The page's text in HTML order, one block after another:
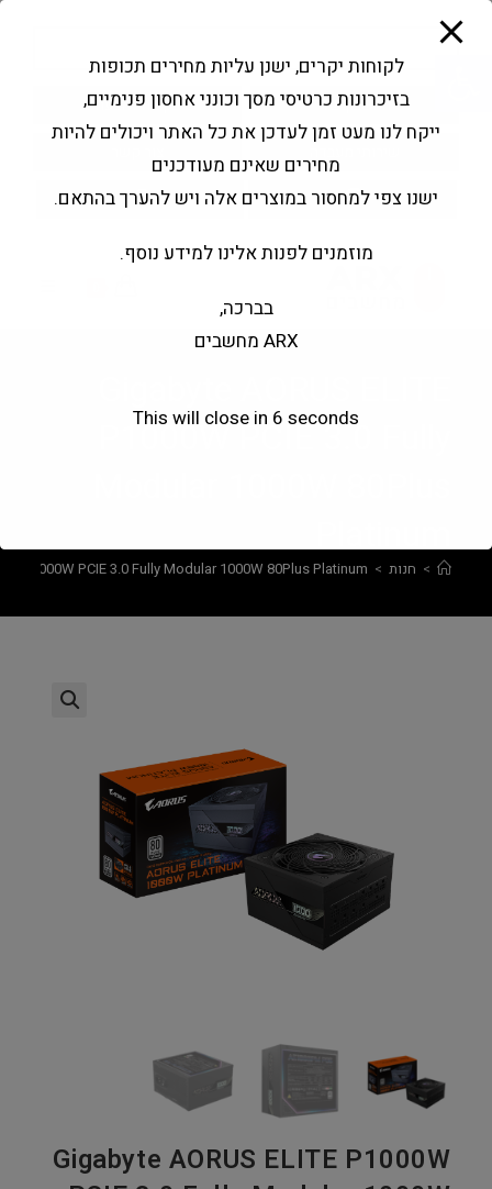
פתח סרגל נגישות
Products
search
החשבון שלי בקשה להצעה
P1000W PCIE 3.0 Fully
> חנות >
P1000W PCIE 3.0 Fully Modular 1000W 80Plus Platinum
Gigabyte AORUS ELITE P1000W
לקוחות יקרים, ישנן עליות מחירים תכופות
בזיכרונות כרטיסי מסך וכונני אחסון פנימיים,
ייקח לנו מעט זמן לעדכן את כל האתר ויכולים להיות
מחירים שאינם מעודכנים
ישנו צפי למחסור במוצרים אלה ויש להערך בהתאם.
מוזמנים לפנות אלינו למידע נוסף.
בברכה,
ARX מחשבים
This will close in 6 seconds